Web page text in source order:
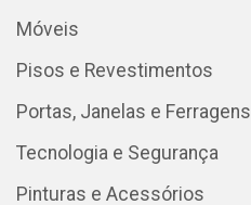
Móveis
Pisos e Revestimentos
Portas, Janelas e Ferragens
Tecnologia e Segurança
Pinturas e Acessórios